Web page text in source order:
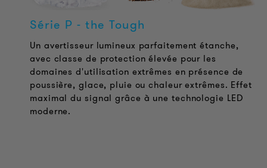
Série P - the Tough
Un avertisseur lumineux parfaitement étanche,
avec classe de protection élevée pour les
domaines d'utilisation extrêmes en présence de
poussière, glace, pluie ou chaleur extrêmes. Effet
maximal du signal grâce à une technologie LED
moderne.